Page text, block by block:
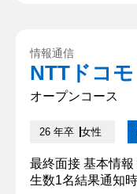
最高評価のA＋を
営を学ぶため、グ
6つ履修しまし...
情報通信
NTTドコモ
オープンコース
26 年卒 女性
最終面接 基本情
生数1名結果通知